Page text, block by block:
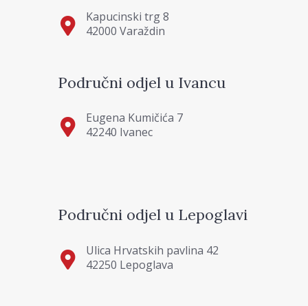
Kapucinski trg 8
42000 Varaždin
Područni odjel u Ivancu
Eugena Kumičića 7
42240 Ivanec
Područni odjel u Lepoglavi
Ulica Hrvatskih pavlina 42
42250 Lepoglava